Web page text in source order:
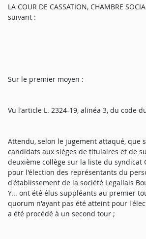
LA COUR DE CASSATION, CHAMBRE
suivant :
Sur le premier moyen :
Vu l'article L. 2324-19, alinéa 3, du code
Attendu, selon le jugement attaqué, que
candidats aux sièges de titulaires et de
deuxième collège sur la liste du syndicat
pour l'élection des représentants du
d'établissement de la société Legallais
Y... ont été élus suppléants au premier
quorum n'ayant pas été atteint pour
a été procédé à un second tour ;